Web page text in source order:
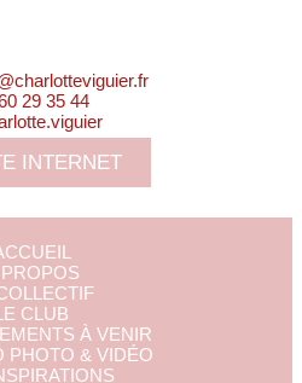
29 35 44
INTERNET
CLUB
À VENIR
PHOTO & VIDÉO